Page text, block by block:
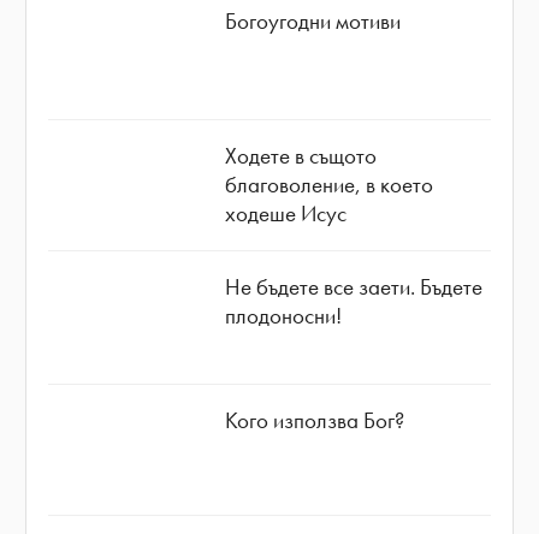
Богоугодни мотиви
Ходете в същото
благоволение, в което
ходеше Исус
Не бъдете все заети. Бъдете
плодоносни!
Кого използва Бог?